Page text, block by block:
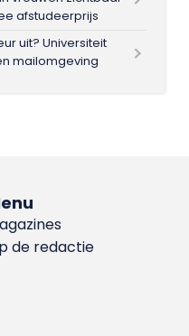
afstudeerprijs
uit? Universiteit
mailomgeving
de redactie